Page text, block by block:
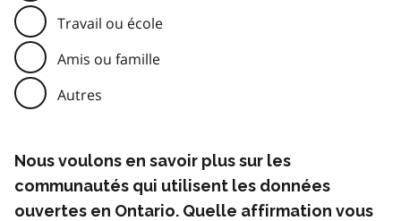
Travail ou école
Amis ou famille
Autres
Nous voulons en savoir plus sur les
communautés qui utilisent les données
ouvertes en Ontario. Quelle affirmation vous